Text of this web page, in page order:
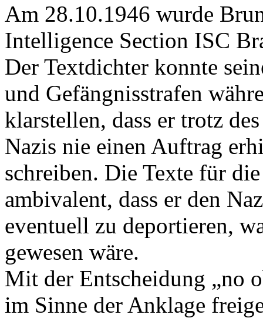
Am 28.10.1946 wurde
Intelligence Section ISC
Der Textdichter konnte
und Gefängnisstrafen
klarstellen, dass er trotz
Nazis nie einen Auftrag
schreiben. Die Texte für
ambivalent, dass er den
eventuell zu deportieren,
gewesen wäre.
Mit der Entscheidung „no
im Sinne der Anklage